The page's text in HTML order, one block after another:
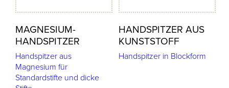
MAGNESIUM-
HANDSPITZER
Handspitzer aus
Magnesium für
Standardstifte und dicke
HANDSPITZER AUS
KUNSTSTOFF
Handspitzer in Blockform